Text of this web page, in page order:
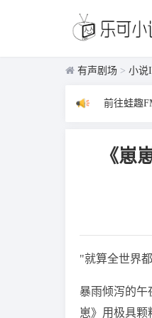
有声剧场 > 小说
前往蛙趣
《崽
"就算全世界
暴雨倾泻的午
崽》用极具